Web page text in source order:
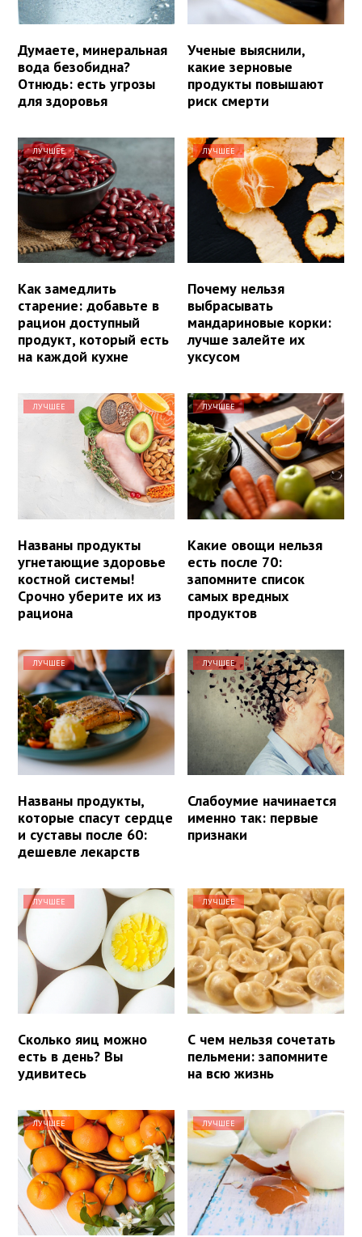
Думаете, минеральная
вода безобидна?
Отнюдь: есть угрозы
для здоровья
Ученые выяснили,
какие зерновые
продукты повышают
риск смерти
ЛУЧШЕЕ
Как замедлить
старение: добавьте в
рацион доступный
продукт, который есть
на каждой кухне
ЛУЧШЕЕ
Почему нельзя
выбрасывать
мандариновые корки:
лучше залейте их
уксусом
ЛУЧШЕЕ
Названы продукты
угнетающие здоровье
костной системы!
Срочно уберите их из
рациона
ЛУЧШЕЕ
Какие овощи нельзя
есть после 70:
запомните список
самых вредных
продуктов
ЛУЧШЕЕ
Названы продукты,
которые спасут сердце
и суставы после 60:
дешевле лекарств
ЛУЧШЕЕ
Слабоумие начинается
именно так: первые
признаки
ЛУЧШЕЕ
Сколько яиц можно
есть в день? Вы
удивитесь
ЛУЧШЕЕ
С чем нельзя сочетать
пельмени: запомните
на всю жизнь
ЛУЧШЕЕ ЛУЧШЕЕ